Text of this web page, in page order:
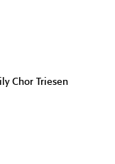
Chor Triesen